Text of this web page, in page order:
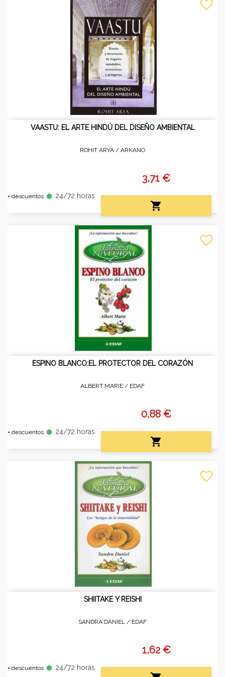
VAASTU: EL ARTE HINDÚ DEL DISEÑO AMBIENTAL
ROHIT ARYA / ARKANO
+ descuentos fiber_manual_record 24/72 horas
3,71 €

favorite_border
ESPINO BLANCO:EL PROTECTOR DEL CORAZÓN
ALBERT MARIE / EDAF
+ descuentos fiber_manual_record 24/72 horas
0,88 €

favorite_border
SHIITAKE Y REISHI
SANDRA DANIEL / EDAF
+ descuentos fiber_manual_record 24/72 horas
1,62 €
favorite_border